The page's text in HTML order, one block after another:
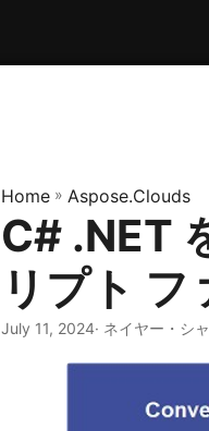
Home » Aspose.Clouds
C# .NET
リプト
July 11, 2024· ネイヤー・シ